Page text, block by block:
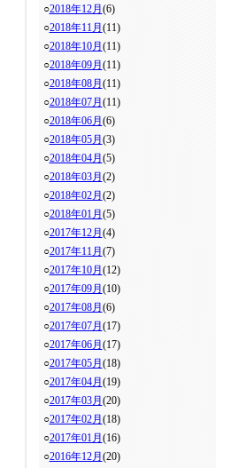
○2018年12月 (6)
○2018年11月 (11)
○2018年10月 (11)
○2018年09月 (11)
○2018年08月 (11)
○2018年07月 (11)
○2018年06月 (6)
○2018年05月 (3)
○2018年04月 (5)
○2018年03月 (2)
○2018年02月 (2)
○2018年01月 (5)
○2017年12月 (4)
○2017年11月 (7)
○2017年10月 (12)
○2017年09月 (10)
○2017年08月 (6)
○2017年07月 (17)
○2017年06月 (17)
○2017年05月 (18)
○2017年04月 (19)
○2017年03月 (20)
○2017年02月 (18)
○2017年01月 (16)
○2016年12月 (20)